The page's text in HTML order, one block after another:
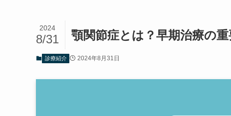
顎関節症とは？早期治療の
2024
8/31
診療紹介 2024年8月31日